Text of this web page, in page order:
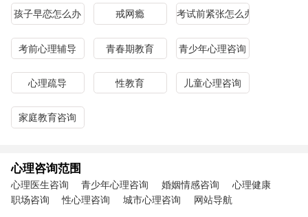
孩子早恋怎么办 戒网瘾 考试前紧张怎么办
考前心理辅导 青春期教育 青少年心理咨询
心理疏导 性教育 儿童心理咨询
家庭教育咨询
心理咨询范围
心理医生咨询 青少年心理咨询 婚姻情感咨询
心理健康
职场咨询
性心理咨询 城市心理咨询 网站导航